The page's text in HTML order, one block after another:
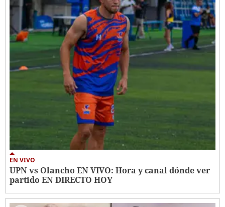
EN VIVO
UPN vs Olancho EN VIVO: Hora y canal dónde ver
partido EN DIRECTO HOY